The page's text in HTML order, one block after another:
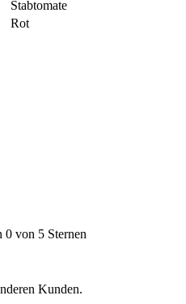
Stabtomate
Rot
von 5 Sternen
Kunden.